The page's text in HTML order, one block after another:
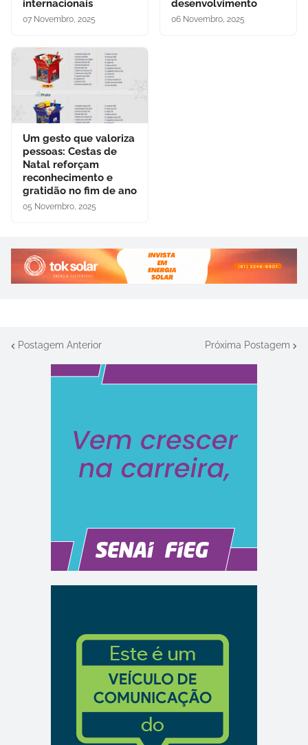
internacionais
07 Novembro, 2025
desenvolvimento
06 Novembro, 2025
Um gesto que valoriza
pessoas: Cestas de
Natal reforçam
reconhecimento e
gratidão no fim de ano
05 Novembro, 2025
Postagem Anterior Próxima Postagem